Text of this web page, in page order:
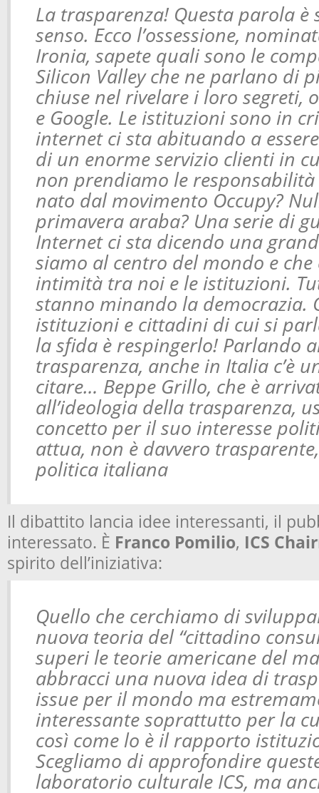
La trasparenza! Questa parola
senso. Ecco l’ossessione,
Ironia, sapete quali sono le
Silicon Valley che ne parlano di
chiuse nel rivelare i loro segreti,
e Google. Le istituzioni sono in
internet ci sta abituando a
di un enorme servizio clienti in
non prendiamo le
nato dal movimento Occupy?
primavera araba? Una serie di
Internet ci sta dicendo una
siamo al centro del mondo e che
intimità tra noi e le istituzioni.
stanno minando la democrazia.
istituzioni e cittadini di cui si
la sfida è respingerlo! Parlando
trasparenza, anche in Italia c’è
citare… Beppe Grillo, che è
all’ideologia della trasparenza,
concetto per il suo interesse
attua, non è davvero
politica italiana
Il dibattito lancia idee interessanti, il
interessato. È Franco Pomilio, ICS
spirito dell’iniziativa:
Quello che cerchiamo di
nuova teoria del “cittadino
superi le teorie americane del
abbracci una nuova idea di
issue per il mondo ma
interessante soprattutto per la
così come lo è il rapporto
Scegliamo di approfondire
laboratorio culturale ICS, ma